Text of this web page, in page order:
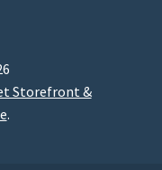
Storefront &
.